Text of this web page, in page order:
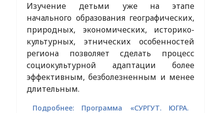
Изучение детьми уже на этапе
начального образования географических,
природных, экономических, историко-
культурных, этнических особенностей
региона позволяет сделать процесс
социокультурной адаптации более
эффективным, безболезненным и менее
длительным.
Подробнее: Программа «СУРГУТ. ЮГРА.